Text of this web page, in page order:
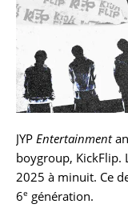
JYP Entertainment
boygroup, KickFlip.
2025 à minuit. Ce
6e génération.